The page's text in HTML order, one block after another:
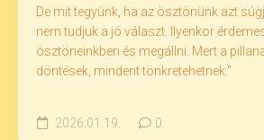
De mit tegyünk, ha az ösztönünk azt
nem tudjuk a jó választ. Ilyenkor
ösztöneinkben és megállni. Mert a
döntések, mindent tönkretehetnek."
2026.01.19. 0